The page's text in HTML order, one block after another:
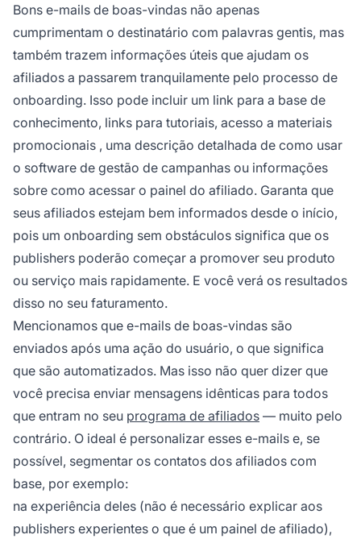
Bons e-mails de boas-vindas não apenas
cumprimentam o destinatário com palavras gentis, mas
também trazem informações úteis que ajudam os
afiliados a passarem tranquilamente pelo processo de
onboarding. Isso pode incluir um link para a base de
conhecimento, links para tutoriais, acesso a materiais
promocionais , uma descrição detalhada de como usar
o software de gestão de campanhas ou informações
sobre como acessar o painel do afiliado. Garanta que
seus afiliados estejam bem informados desde o início,
pois um onboarding sem obstáculos significa que os
publishers poderão começar a promover seu produto
ou serviço mais rapidamente. E você verá os resultados
disso no seu faturamento.
Mencionamos que e-mails de boas-vindas são
enviados após uma ação do usuário, o que significa
que são automatizados. Mas isso não quer dizer que
você precisa enviar mensagens idênticas para todos
que entram no seu programa de afiliados — muito pelo
contrário. O ideal é personalizar esses e-mails e, se
possível, segmentar os contatos dos afiliados com
base, por exemplo:
na experiência deles (não é necessário explicar aos
publishers experientes o que é um painel de afiliado),